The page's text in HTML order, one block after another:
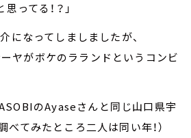
ってる！？」
になってしましましたが、
ヤがボケのラランドというコンビ
のAyaseさんと同じ山口県宇
べてみたところ二人は同い年！）